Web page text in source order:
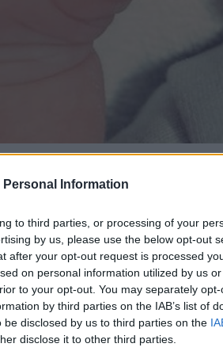
Personal Information
to third parties, or processing of your
by us, please use the below opt-out
after your opt-out request is processed
on personal information utilized by us
to your opt-out. You may separately
by third parties on the IAB’s list of
disclosed by us to third parties on the
disclose it to other third parties.
BOOKMARK ΣΧΟΛΙΑΣΕ
στην Google
πλέον κρατάει
γεγονός το